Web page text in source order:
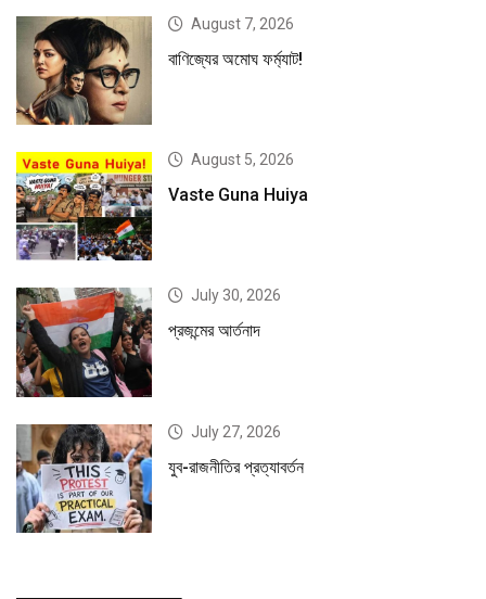
August 7, 2026
বাণিজ্যের অমোঘ ফর্ম্যাট!
August 5, 2026
Vaste Guna Huiya
July 30, 2026
প্রজন্মের আর্তনাদ
July 27, 2026
যুব-রাজনীতির প্রত্যাবর্তন